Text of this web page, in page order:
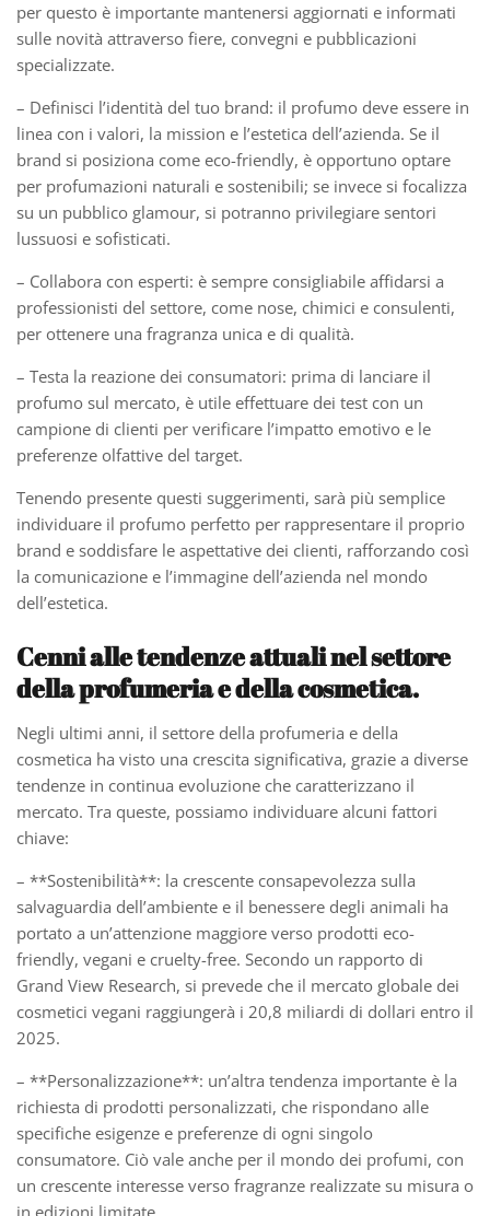
per questo è importante mantenersi aggiornati e informati
sulle novità attraverso fiere, convegni e pubblicazioni
specializzate.
– Definisci l’identità del tuo brand: il profumo deve essere in
linea con i valori, la mission e l’estetica dell’azienda. Se il
brand si posiziona come eco-friendly, è opportuno optare
per profumazioni naturali e sostenibili; se invece si focalizza
su un pubblico glamour, si potranno privilegiare sentori
lussuosi e sofisticati.
– Collabora con esperti: è sempre consigliabile affidarsi a
professionisti del settore, come nose, chimici e consulenti,
per ottenere una fragranza unica e di qualità.
– Testa la reazione dei consumatori: prima di lanciare il
profumo sul mercato, è utile effettuare dei test con un
campione di clienti per verificare l’impatto emotivo e le
preferenze olfattive del target.
Tenendo presente questi suggerimenti, sarà più semplice
individuare il profumo perfetto per rappresentare il proprio
brand e soddisfare le aspettative dei clienti, rafforzando così
la comunicazione e l’immagine dell’azienda nel mondo
dell’estetica.
Cenni alle tendenze attuali nel settore
della profumeria e della cosmetica.
Negli ultimi anni, il settore della profumeria e della
cosmetica ha visto una crescita significativa, grazie a diverse
tendenze in continua evoluzione che caratterizzano il
mercato. Tra queste, possiamo individuare alcuni fattori
chiave:
– **Sostenibilità**: la crescente consapevolezza sulla
salvaguardia dell’ambiente e il benessere degli animali ha
portato a un’attenzione maggiore verso prodotti eco-
friendly, vegani e cruelty-free. Secondo un rapporto di
Grand View Research, si prevede che il mercato globale dei
cosmetici vegani raggiungerà i 20,8 miliardi di dollari entro il
2025.
– **Personalizzazione**: un’altra tendenza importante è la
richiesta di prodotti personalizzati, che rispondano alle
specifiche esigenze e preferenze di ogni singolo
consumatore. Ciò vale anche per il mondo dei profumi, con
un crescente interesse verso fragranze realizzate su misura o